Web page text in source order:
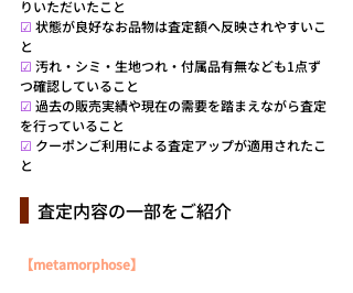
りいただいたこと
☑ 状態が良好なお品物は査定額へ反映されやすいこ
と
☑ 汚れ・シミ・生地つれ・付属品有無なども1点ず
つ確認していること
☑ 過去の販売実績や現在の需要を踏まえながら査定
を行っていること
☑ クーポンご利用による査定アップが適用されたこ
と
査定内容の一部をご紹介
【metamorphose】